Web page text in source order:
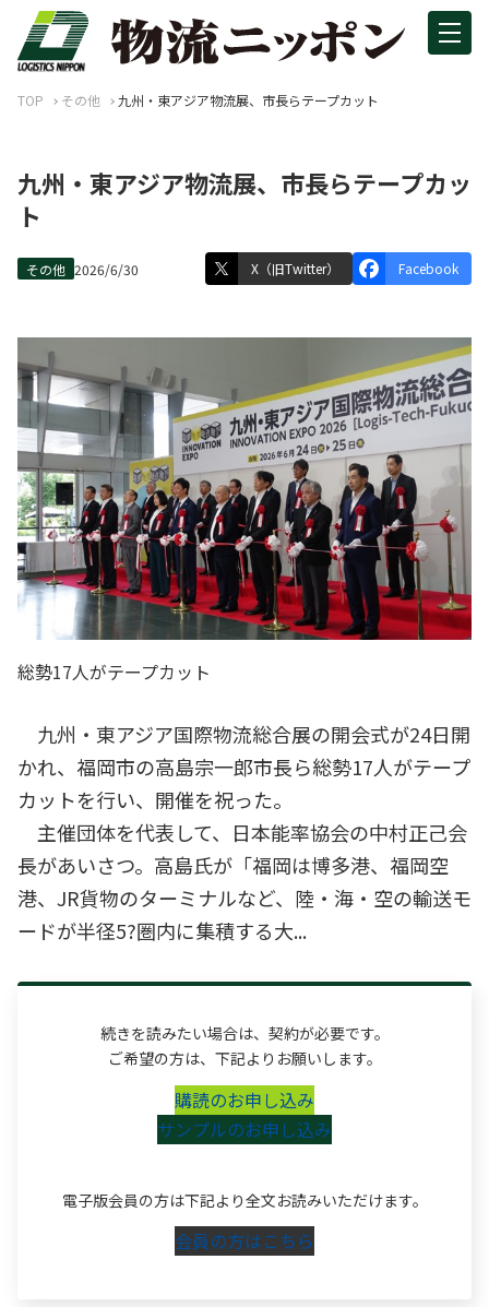
TOP その他 九州・東アジア物流展、市長らテープカット
九州・東アジア物流展、市長らテープカッ
ト
その他 2026/6/30 X（旧Twitter） Facebook
総勢17人がテープカット
九州・東アジア国際物流総合展の開会式が24日開
かれ、福岡市の高島宗一郎市長ら総勢17人がテープ
カットを行い、開催を祝った。
主催団体を代表して、日本能率協会の中村正己会
長があいさつ。高島氏が「福岡は博多港、福岡空
港、JR貨物のターミナルなど、陸・海・空の輸送モ
ードが半径5?圏内に集積する大...
続きを読みたい場合は、契約が必要です。
ご希望の方は、下記よりお願いします。
購読のお申し込み
サンプルのお申し込み
電子版会員の方は下記より全文お読みいただけます。
会員の方はこちら